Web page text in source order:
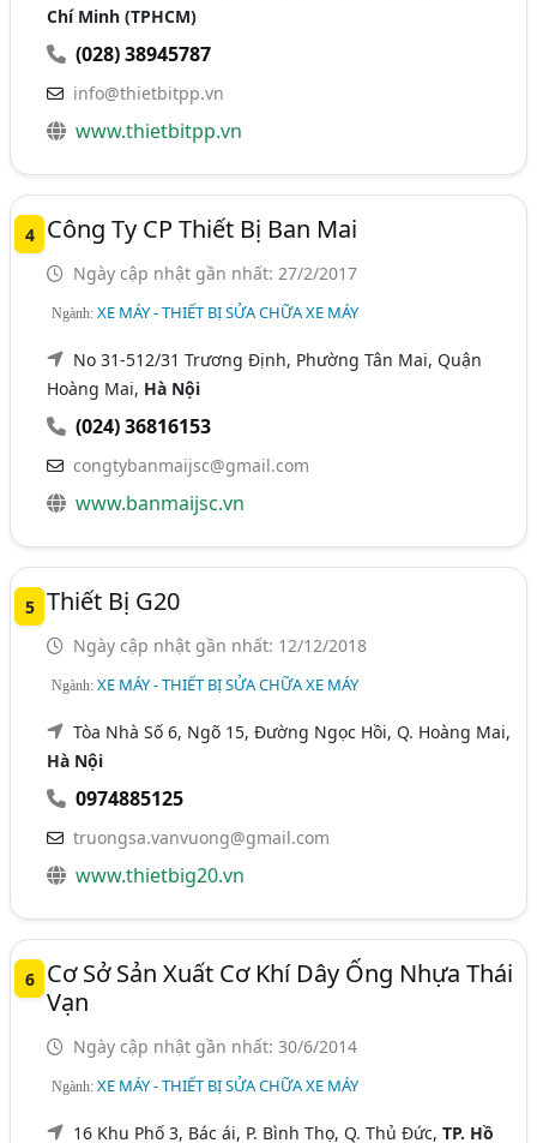
Chí Minh (TPHCM)
(028) 38945787
info@thietbitpp.vn
www.thietbitpp.vn
4 Công Ty CP Thiết Bị Ban Mai
Ngày cập nhật gần nhất: 27/2/2017
Ngành:XE MÁY - THIẾT BỊ SỬA CHỮA XE MÁY
No 31-512/31 Trương Định, Phường Tân Mai, Quận
Hoàng Mai, Hà Nội
(024) 36816153
congtybanmaijsc@gmail.com
www.banmaijsc.vn
5 Thiết Bị G20
Ngày cập nhật gần nhất: 12/12/2018
Ngành:XE MÁY - THIẾT BỊ SỬA CHỮA XE MÁY
Tòa Nhà Số 6, Ngõ 15, Đường Ngọc Hồi, Q. Hoàng Mai,
Hà Nội
0974885125
truongsa.vanvuong@gmail.com
www.thietbig20.vn
6
Cơ Sở Sản Xuất Cơ Khí Dây Ống Nhựa Thái
Vạn
Ngày cập nhật gần nhất: 30/6/2014
Ngành:XE MÁY - THIẾT BỊ SỬA CHỮA XE MÁY
16 Khu Phố 3, Bác ái, P. Bình Thọ, Q. Thủ Đức,TP. Hồ